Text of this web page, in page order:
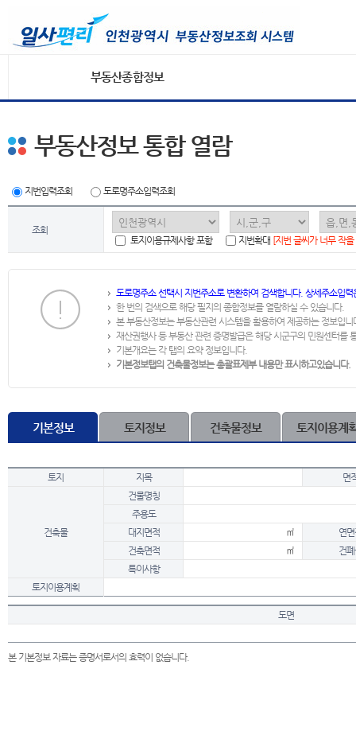
부동산종합정보
부동산정보 통합 열람
지번입력조회 도로명주소입력조회
조회
토지이용규제사항 포함
지번확대 [지번 글씨가 너무 작
도로명주소 선택시 지번주소로 변환하여 검색합니다. 상세주소입
한 번의 검색으로 해당 필지의 종합정보를 열람하실 수 있습니다.
본 부동산정보는 부동산관련 시스템을 활용하여 제공하는 정보입니
재산권행사 등 부동산 관련 증명발급은 해당 시군구의 민원센터를
기본개요는 각 탭의 요약 정보입니다.
기본정보탭의 건축물정보는 총괄표제부 내용만 표시하고있습니다.
기본정보 토지정보 건축물정보 토지이용계
토지 지목 면
건축물
건물명칭
주용도
대지면적
㎡
연
건축면적
㎡
건
특이사항
토지이용계획
도면
본 기본정보 자료는 증명서로서의 효력이 없습니다.